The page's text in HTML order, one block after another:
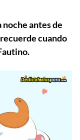
antes de
cuando